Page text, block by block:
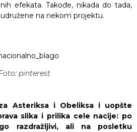
efekata. Takođe, nikada do tada,
na nekom projektu.
pinterest
Asteriksa i Obeliksa i uopšte
slika i prilika cele nacije: po
razdražljivi, ali na posletku